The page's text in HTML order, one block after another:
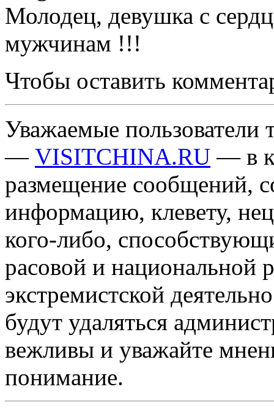
Молодец, девушка с
мужчинам !!!
Чтобы оставить
Уважаемые пользователи
— VISITCHINA.RU — в
размещение сообщений,
информацию, клевету,
кого-либо,
расовой и национальной
экстремистской
будут удаляться
вежливы и уважайте
понимание.